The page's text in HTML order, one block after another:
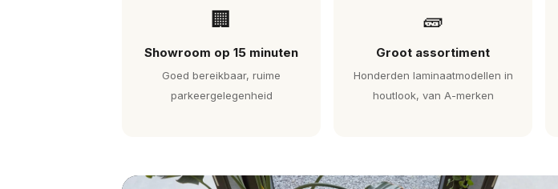
🏢
Showroom op 15 minuten
Goed bereikbaar, ruime
parkeergelegenheid
🧱
Groot assortiment
Honderden laminaatmodellen in
houtlook, van A-merken